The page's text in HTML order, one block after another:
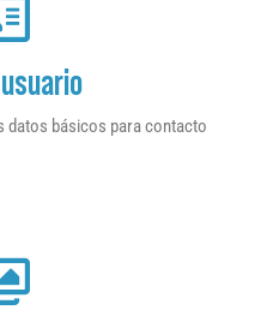
datos básicos para contacto